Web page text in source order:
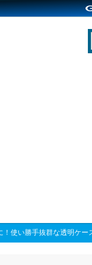
使い勝手抜群な透明ケー